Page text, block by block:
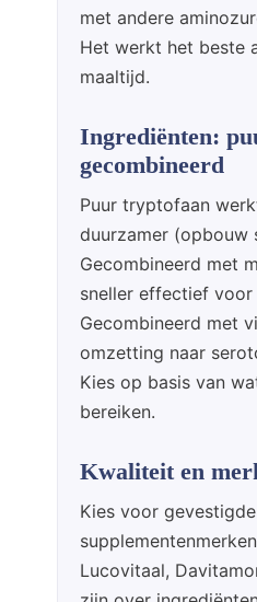
met andere
Het werkt het beste
maaltijd.
Ingrediënten:
gecombineerd
Puur tryptofaan
duurzamer (opbouw
Gecombineerd met
sneller effectief voor
Gecombineerd met
omzetting naar
Kies op basis van
bereiken.
Kwaliteit en
Kies voor gevestigde
Lucovitaal,